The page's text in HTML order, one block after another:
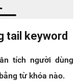
tail keyword
tích người dùng
từ khóa nào.